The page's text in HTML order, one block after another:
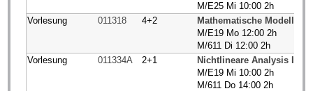
M/E25 Mi 10:00 2h
Vorlesung
011318 4+2
Mathematische
M/E19 Mo 12:00 2h
M/611 Di 12:00 2h
Vorlesung
011334A 2+1
Nichtlineare Analysis I
M/E19 Mi 10:00 2h
M/611 Do 14:00 2h